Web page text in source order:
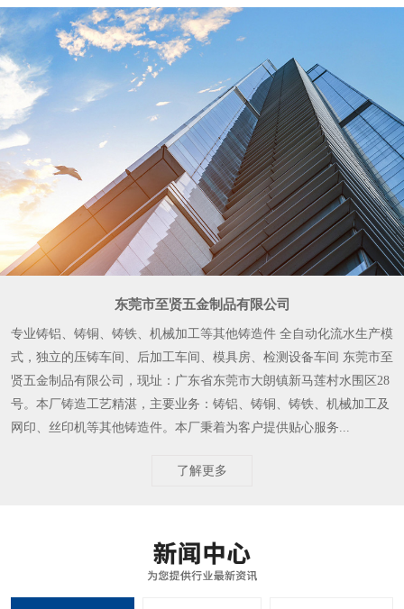
东莞市至贤五金制品有限公司
专业铸铝、铸铜、铸铁、机械加工等其他铸造件 全自动化流水生产模
式，独立的压铸车间、后加工车间、模具房、检测设备车间 东莞市至
贤五金制品有限公司，现址：广东省东莞市大朗镇新马莲村水围区28
号。本厂铸造工艺精湛，主要业务：铸铝、铸铜、铸铁、机械加工及
网印、丝印机等其他铸造件。本厂秉着为客户提供贴心服务...
了解更多